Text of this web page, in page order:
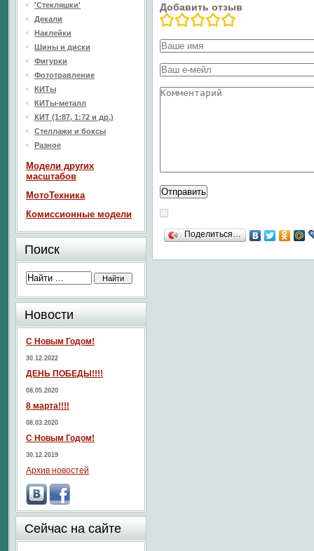
Добавить отзыв
Поделиться…
'Стекляшки'
Декали
Наклейки
Шины и диски
Фигурки
Фототравление
КИТы
КИТы-металл
КИТ (1:87, 1:72 и др.)
Стеллажи и боксы
Разное
Модели других
масштабов
МотоТехника
Комиссионные модели
Поиск
Новости
С Новым Годом!
30.12.2022
ДЕНЬ ПОБЕДЫ!!!!
08.05.2020
8 марта!!!!
08.03.2020
С Новым Годом!
30.12.2019
Архив новостей
Сейчас на сайте